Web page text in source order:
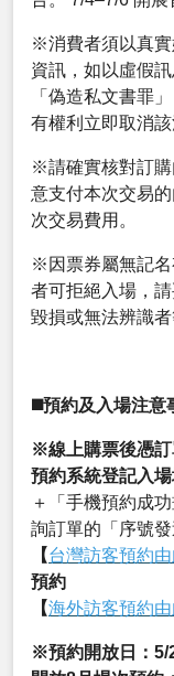
※消費者須以真實
資訊，如以虛假
「偽造私文書罪
有權利立即取消
※請確實核對訂購
意支付本次交易
次交易費用。
※因票券屬無記名
者可拒絕入場，
毀損或無法辨識者
◼️預約及入場注意
※線上購票後憑
預約系統登記入場
＋「手機預約成
詢訂單的「序號發
【台灣訪客預約
預約
【海外訪客預約
※預約開放日：5/